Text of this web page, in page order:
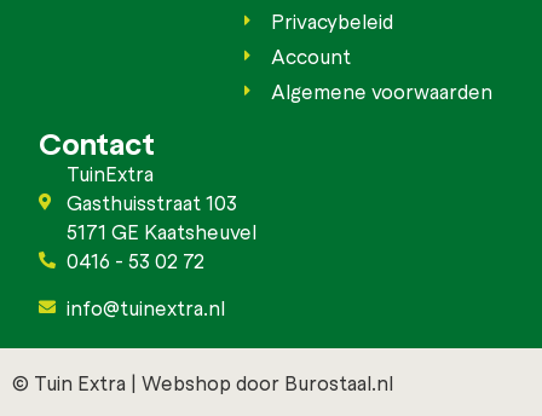
Privacybeleid
Account
Algemene voorwaarden
Contact
TuinExtra
Gasthuisstraat 103
5171 GE Kaatsheuvel
0416 - 53 02 72
info@tuinextra.nl
© Tuin Extra | Webshop door Burostaal.nl